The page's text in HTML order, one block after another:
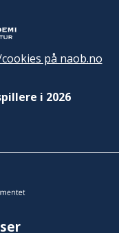
på naob.no
i 2026